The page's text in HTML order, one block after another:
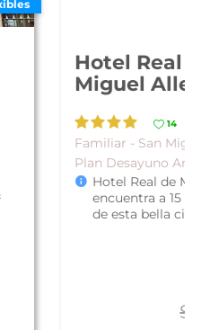
San
Miguel Allende, se
caminando del centro
Ver más